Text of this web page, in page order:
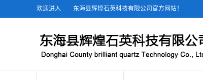
欢迎进入 东海县辉煌石英科技有限公司官方网站！